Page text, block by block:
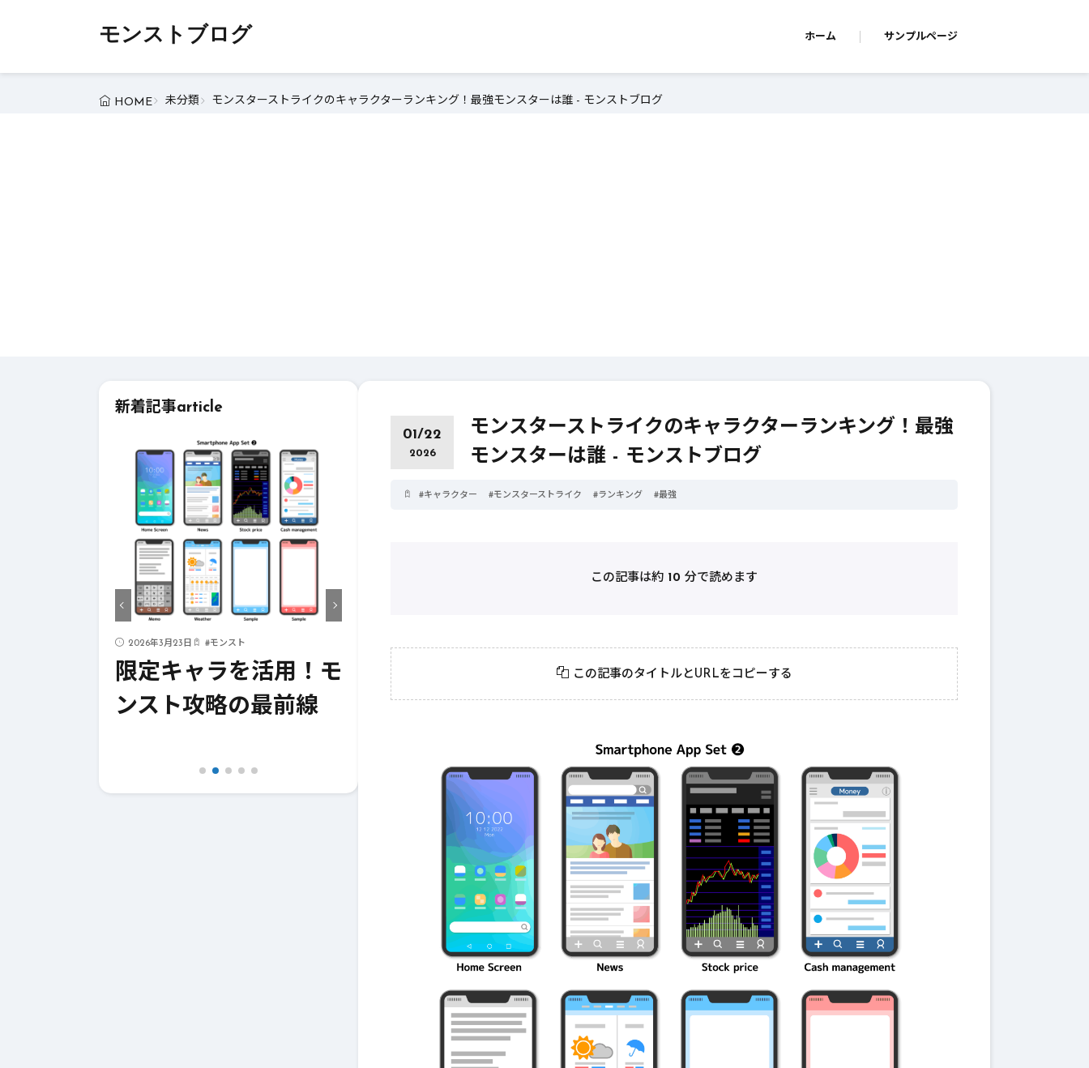
モンストブログ ホーム サンプルページ
HOME 未分類 モンスターストライクのキャラクターランキング！最強モンスターは誰 - モンストブログ
新着記事article
2026年3月23日 #モンスト
限定キャラを活用！モ
ンスト攻略の最前線
モンスト攻略に役立
つ！おすすめパーティ
絶対に知っておきたい
モンスト攻略テクニッ
ク10選
ガチャ運がアップする
かも？モンストの都市
01/22
2026
モンスターストライクのキャラクターランキング！最強
モンスターは誰 - モンストブログ
#キャラクター #モンスターストライク #ランキング #最強
この記事は約 10 分で読めます
この記事のタイトルとURLをコピーする